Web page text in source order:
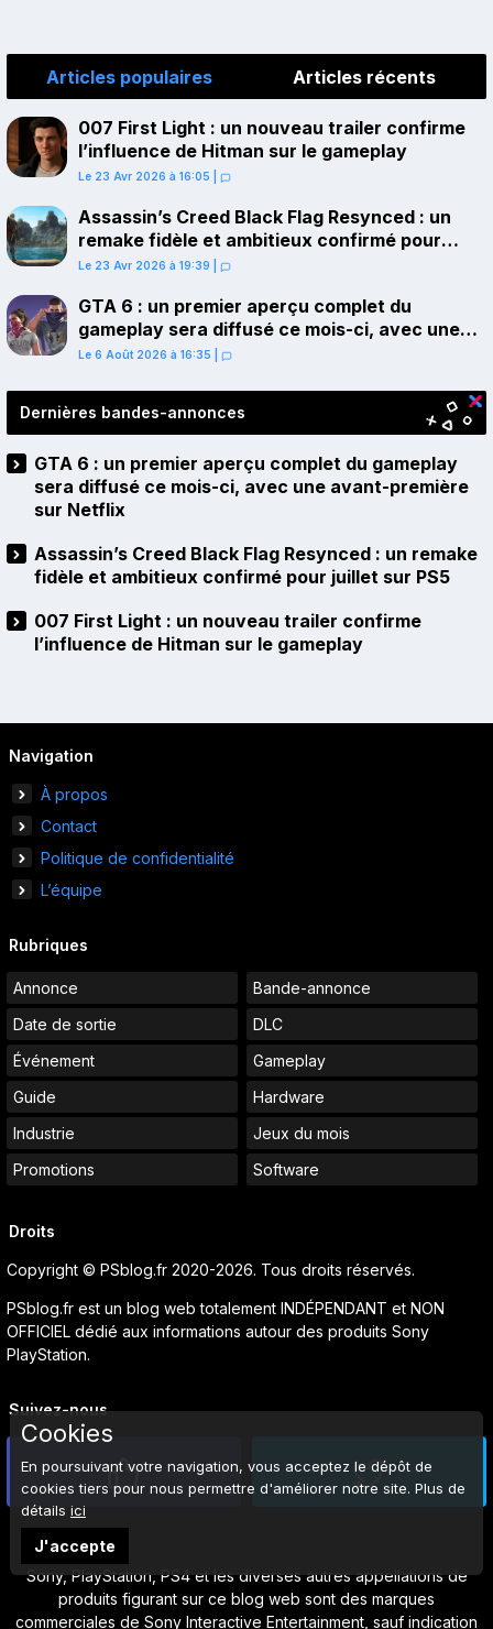
Articles populaires Articles récents
007 First Light : un nouveau trailer confirme
l’influence de Hitman sur le gameplay
Le 23 Avr 2026 à 16:05
Assassin’s Creed Black Flag Resynced : un
remake fidèle et ambitieux confirmé pour
juillet sur PS5
Le 23 Avr 2026 à 19:39
GTA 6 : un premier aperçu complet du
gameplay sera diffusé ce mois-ci, avec une
avant-première sur Netflix
Le 6 Août 2026 à 16:35
Dernières bandes-annonces
GTA 6 : un premier aperçu complet du gameplay
sera diffusé ce mois-ci, avec une avant-première
sur Netflix
Assassin’s Creed Black Flag Resynced : un remake
fidèle et ambitieux confirmé pour juillet sur PS5
007 First Light : un nouveau trailer confirme
l’influence de Hitman sur le gameplay
Navigation
À propos
Contact
Politique de confidentialité
L’équipe
Rubriques
Annonce
Bande-annonce
Date de sortie
DLC
Événement
Gameplay
Guide
Hardware
Industrie
Jeux du mois
Promotions
Software
Droits
Copyright © PSblog.fr 2020-2026. Tous droits réservés.
PSblog.fr est un blog web totalement INDÉPENDANT et NON
OFFICIEL dédié aux informations autour des produits Sony
PlayStation.
Suivez-nous
Sony, PlayStation, PS4 et les diverses autres appellations de
produits figurant sur ce blog web sont des marques
commerciales de Sony Interactive Entertainment, sauf indication
Cookies
En poursuivant votre navigation, vous acceptez le dépôt de
cookies tiers pour nous permettre d'améliorer notre site. Plus de
détails ici
J'accepte